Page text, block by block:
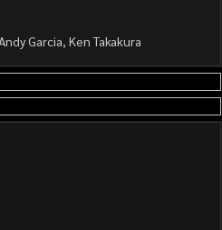
Garcia, Ken Takakura